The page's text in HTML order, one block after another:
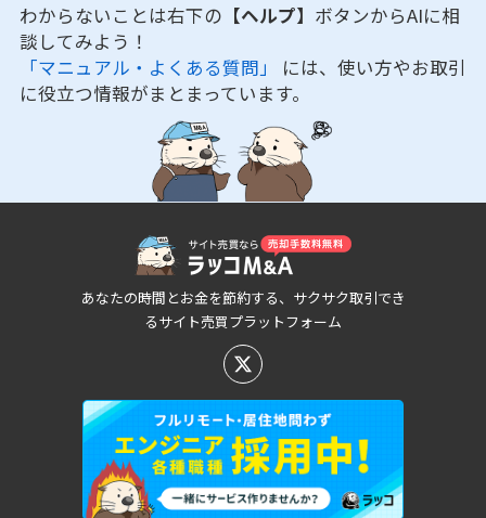
わからないことは右下の 【ヘルプ】 ボタンからAIに相
談してみよう！
「マニュアル・よくある質問」 には、使い方やお取引
に役立つ情報がまとまっています。
あなたの時間とお金を節約する、サクサク取引でき
るサイト売買プラットフォーム